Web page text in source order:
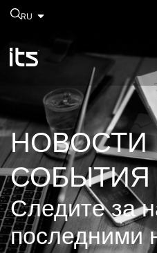
RU
НОВОСТИ
СОБЫТИЯ
Следите за
последними